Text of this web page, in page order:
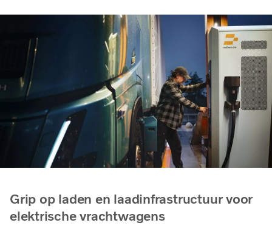
Grip op laden en laadinfrastructuur voor
elektrische vrachtwagens